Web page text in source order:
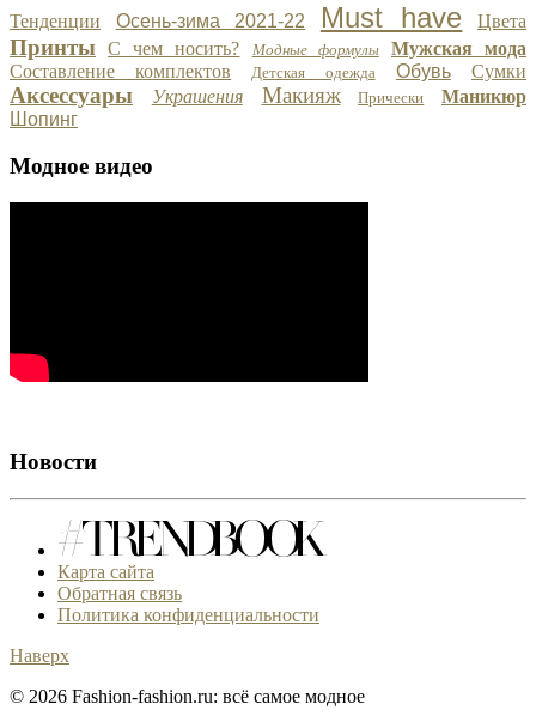
Тенденции Осень-зима 2021-22 Must have Цвета
Принты С чем носить? Модные формулы
Мужская мода
Составление комплектов
Детская одежда Обувь Сумки
Аксессуары Украшения Макияж Прически
Маникюр
Шопинг
Модное видео
Новости
Карта сайта
Обратная связь
Политика конфиденциальности
Наверх
© 2026 Fashion-fashion.ru: всё самое модное